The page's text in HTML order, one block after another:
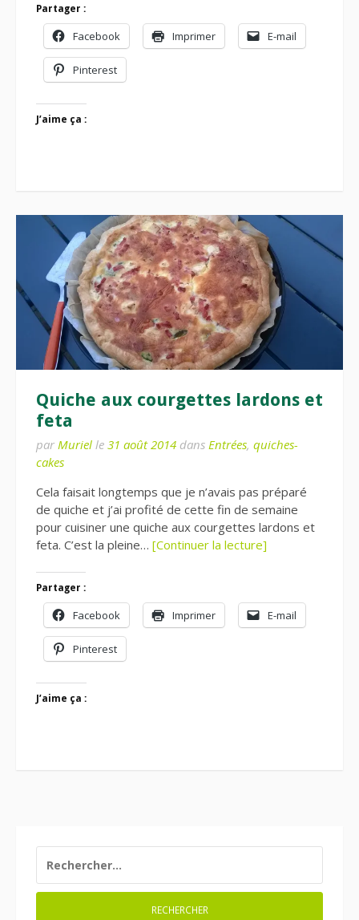
Partager :
Facebook Imprimer E-mail
Pinterest
J’aime ça :
Quiche aux courgettes lardons et
feta
par Muriel le 31 août 2014 dans Entrées, quiches-
cakes
Cela faisait longtemps que je n’avais pas préparé
de quiche et j’ai profité de cette fin de semaine
pour cuisiner une quiche aux courgettes lardons et
feta. C’est la pleine… [Continuer la lecture]
Partager :
Facebook Imprimer E-mail
Pinterest
J’aime ça :